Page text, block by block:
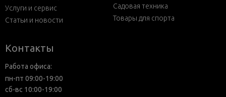
Услуги и сервис
Статьи и новости
Садовая техника
Товары для спорта
Контакты
Работа офиса:
пн-пт 09:00-19:00
сб-вс 10:00-19:00